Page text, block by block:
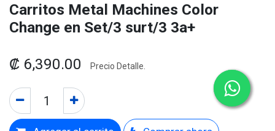
Carritos Metal Machines Color
Change en Set/3 surt/3 3a+
₡ 6,390.00 Precio Detalle.